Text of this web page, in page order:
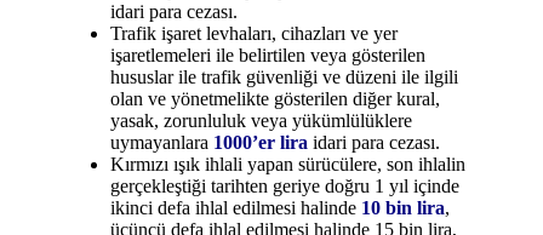
idari para cezası.
Trafik işaret levhaları, cihazları ve yer
işaretlemeleri ile belirtilen veya gösterilen
hususlar ile trafik güvenliği ve düzeni ile ilgili
olan ve yönetmelikte gösterilen diğer kural,
yasak, zorunluluk veya yükümlülüklere
uymayanlara 1000’er lira idari para cezası.
Kırmızı ışık ihlali yapan sürücülere, son ihlalin
gerçekleştiği tarihten geriye doğru 1 yıl içinde
ikinci defa ihlal edilmesi halinde 10 bin lira,
üçüncü defa ihlal edilmesi halinde 15 bin lira,